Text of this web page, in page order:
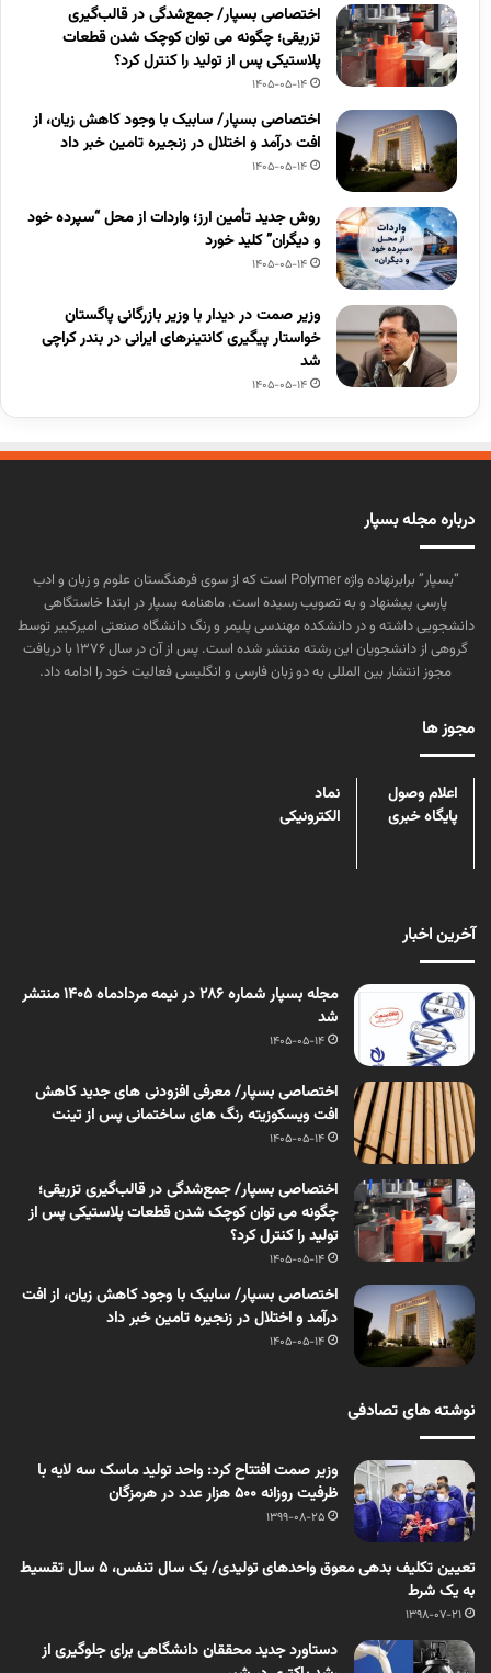
اختصاصی بسپار/ جمع‌شدگی در قالب‌گیری
تزریقی؛ چگونه می توان کوچک شدن قطعات
پلاستیکی پس از تولید را کنترل کرد؟
1405-05-14
اختصاصی بسپار/ سابیک با وجود کاهش زیان، از
افت درآمد و اختلال در زنجیره تامین خبر داد
1405-05-14
روش جدید تأمین ارز؛ واردات از محل “سپرده خود
و دیگران” کلید خورد
1405-05-14
وزیر صمت در دیدار با وزیر بازرگانی پاگستان
خواستار پیگیری کانتینرهای ایرانی در بندر کراچی
شد
1405-05-14
درباره مجله بسپار
“بسپار” برابرنهاده واژه Polymer است که از سوی فرهنگستان علوم و زبان و ادب
پارسی پیشنهاد و به تصویب رسیده است. ماهنامه بسپار در ابتدا خاستگاهی
دانشجویی داشته و در دانشکده مهندسی پلیمر و رنگ دانشگاه صنعتی امیرکبیر توسط
گروهی از دانشجویان این رشته منتشر شده است. پس از آن در سال ۱۳۷۶ با دریافت
مجوز انتشار بین المللی به دو زبان فارسی و انگلیسی فعالیت خود را ادامه داد.
مجوز ها
اعلام وصول
پایگاه خبری
نماد
الکترونیکی
آخرین اخبار
مجله بسپار شماره 286 در نیمه مردادماه 1405 منتشر
شد
1405-05-14
اختصاصی بسپار/ معرفی افزودنی های جدید کاهش
افت ویسکوزیته رنگ های ساختمانی پس از تینت
1405-05-14
اختصاصی بسپار/ جمع‌شدگی در قالب‌گیری تزریقی؛
چگونه می توان کوچک شدن قطعات پلاستیکی پس از
تولید را کنترل کرد؟
1405-05-14
اختصاصی بسپار/ سابیک با وجود کاهش زیان، از افت
درآمد و اختلال در زنجیره تامین خبر داد
1405-05-14
نوشته های تصادفی
وزیر صمت افتتاح کرد: واحد تولید ماسک سه لایه با
ظرفیت روزانه ۵۰۰ هزار عدد در هرمزگان
1399-08-25
تعیین تکلیف بدهی معوق واحدهای تولیدی/ یک سال تنفس، 5 سال تقسیط
به یک شرط
1398-07-21
دستاورد جدید محققان دانشگاهی برای جلوگیری از